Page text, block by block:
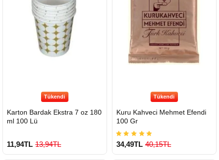
Tükendi
Karton Bardak Ekstra 7 oz 180
ml 100 Lü
11,94TL 13,94TL
Tükendi
Kuru Kahveci Mehmet Efendi
100 Gr
34,49TL 40,15TL